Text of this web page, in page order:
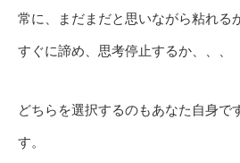
常に、まだまだと思いながら粘れる
すぐに諦め、思考停止するか、、、
どちらを選択するのもあなた自身で
す。